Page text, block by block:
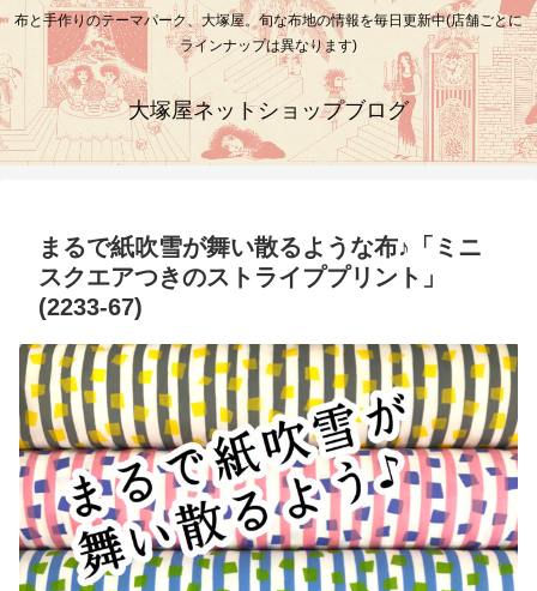
布と手作りのテーマパーク、大塚屋。旬な布地の情報を毎日更新中(店舗ごとに
ラインナップは異なります)
大塚屋ネットショップブログ
まるで紙吹雪が舞い散るような布♪「ミニ
スクエアつきのストライププリント」
(2233-67)